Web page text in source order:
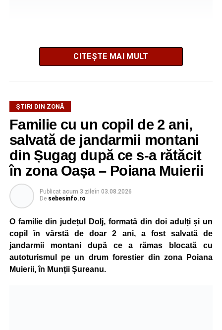
La ediția din acest an au participat peste 200 de cadre
didactice din întreaga țară. Printre participanți s-au aflat
profesori debutanți, profesori cu experiență, inspectori
școlari, directori de școli, consilieri școlari, educatori și
învățători, reprezentând aproape toate disciplinele din
sistemul de învățământ.
Participare, consens și asumare în școală
Tema ediției din acest an a pornit de la convingerea că
importante resurse: experiența profesorilor. Provocarea nu
este lipsa ideilor, ci identificarea unor contexte în care
acestea să poată fi ascultate, validate și transformate în
proiecte comune.
CITEȘTE MAI MULT
ȘTIRI DIN ZONĂ
Familie cu un copil de 2 ani,
salvată de jandarmii montani
din Șugag după ce s-a rătăcit
în zona Oașa – Poiana Muierii
Publicat acum 3 zileîn 03.08.2026
De sebesinfo.ro
O familie din județul Dolj, formată din doi adulți și un
copil în vârstă de doar 2 ani, a fost salvată de
jandarmii montani după ce a rămas blocată cu
autoturismul pe un drum forestier din zona Poiana
Muierii, în Munții Șureanu.